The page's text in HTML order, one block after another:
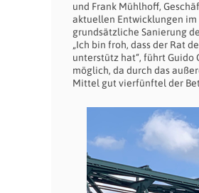
und Frank Mühlhoff,
aktuellen Entwicklungen im
grundsätzliche Sanierung
„Ich bin froh, dass der Rat
unterstütz hat“, führt
möglich, da durch das
Mittel gut vierfünftel der